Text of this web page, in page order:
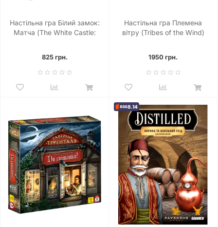
Настільна гра Білий замок:
Матча (The White Castle:
825 грн.
Настільна гра Племена
вітру (Tribes of the Wind)
1950 грн.
8.14